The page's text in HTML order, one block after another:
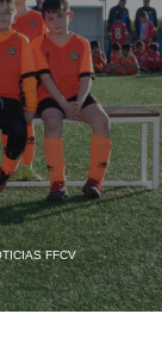
FFCV